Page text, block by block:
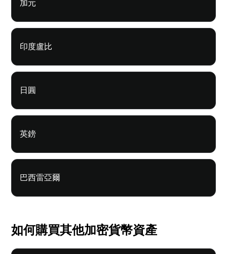
加元
印度盧比
日圓
英鎊
巴西雷亞爾
如何購買其他加密貨幣資產